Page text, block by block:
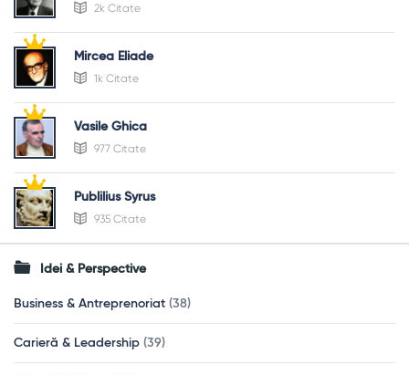
2k Citate
Mircea Eliade
1k Citate
Vasile Ghica
977 Citate
Publilius Syrus
935 Citate
Idei & Perspective
Business & Antreprenoriat (38)
Carieră & Leadership (39)